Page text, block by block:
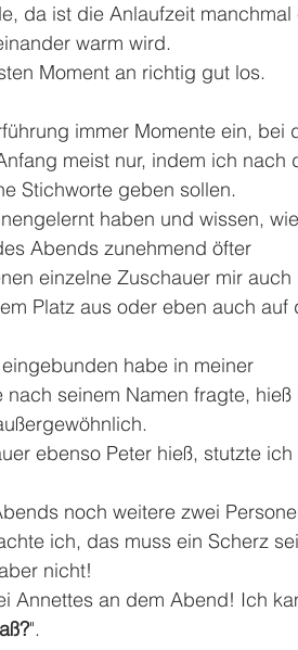
da ist die Anlaufzeit manchmal
warm wird.
Moment an richtig gut los.
immer Momente ein, bei
meist nur, indem ich nach
Stichworte geben sollen.
haben und wissen,
Abends zunehmend öfter
einzelne Zuschauer mir auch
Platz aus oder eben auch auf
habe in meiner
seinem Namen fragte, hieß
ebenso Peter hieß, stutzte ich
noch weitere zwei
ich, das muss ein Scherz
nicht!
Annettes an dem Abend! Ich
".